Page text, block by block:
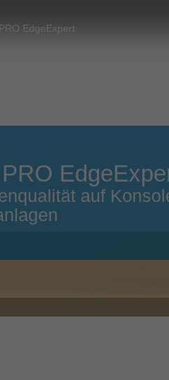
France
Lietuva english
Magyarország magyar
Malaysia
México
EdgeExpert
auf